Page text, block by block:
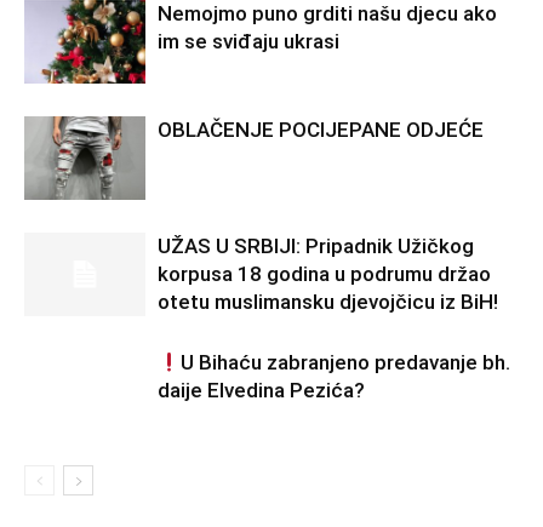
Nemojmo puno grditi našu djecu ako
im se sviđaju ukrasi
OBLAČENJE POCIJEPANE ODJEĆE
UŽAS U SRBIJI: Pripadnik Užičkog
korpusa 18 godina u podrumu držao
otetu muslimansku djevojčicu iz BiH!
U Bihaću zabranjeno predavanje bh.
daije Elvedina Pezića?